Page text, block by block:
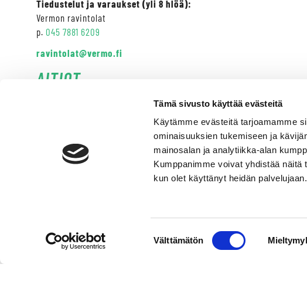
Tämä sivusto käyttää evästeitä
Käytämme evästeitä tarjoamamme
ominaisuuksien tukemiseen ja
mainosalan ja analytiikka-alan
Kumppanimme voivat yhdistää näitä
kun olet käyttänyt heidän palvelujaan.
Välttämätön
​​​​​​​Tiedustelut ja varaukset (yli 8 hlöä):
Vermon ravintolat
p. 045 7881 6209
ravintolat@vermo.fi
AITIOT